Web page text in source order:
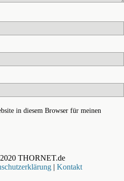
in diesem Browser für meinen
THORNET.de
| Kontakt